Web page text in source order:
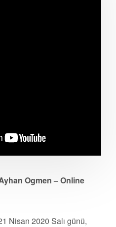
Ogmen – Online
Nisan 2020 Salı günü,